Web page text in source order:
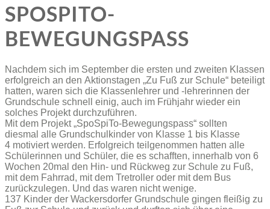
SPOSPITO-
BEWEGUNGSPASS
Nachdem sich im September die ersten und zweiten Klassen
erfolgreich an den Aktionstagen „Zu Fuß zur Schule“ beteiligt
hatten, waren sich die Klassenlehrer und -lehrerinnen der
Grundschule schnell einig, auch im Frühjahr wieder ein
solches Projekt durchzuführen.
Mit dem Projekt „SpoSpiTo-Bewegungspass“ sollten
diesmal alle Grundschulkinder von Klasse 1 bis Klasse
4 motiviert werden. Erfolgreich teilgenommen hatten alle
Schülerinnen und Schüler, die es schafften, innerhalb von 6
Wochen 20mal den Hin- und Rückweg zur Schule zu Fuß,
mit dem Fahrrad, mit dem Tretroller oder mit dem Bus
zurückzulegen. Und das waren nicht wenige.
137 Kinder der Wackersdorfer Grundschule gingen fleißig zu